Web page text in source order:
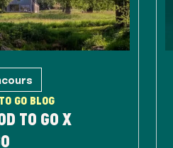
GO BLOG
TO GO X